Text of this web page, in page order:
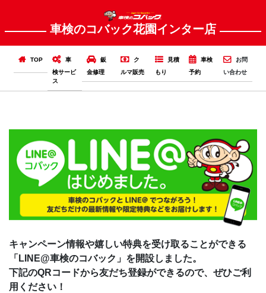
車検のコバック花園インター店
TOP
車
検サービ
ス
鈑
金修理
ク
ルマ販売
見積
もり
車検
予約
お問
い合わせ
キャンペーン情報や嬉しい特典を受け取ることができる
「LINE@車検のコバック」を開設しました。
下記のQRコードから友だち登録ができるので、ぜひご利
用ください！